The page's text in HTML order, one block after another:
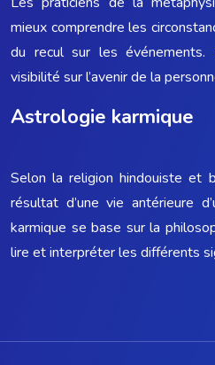
mieux comprendre les
du recul sur les événements.
visibilité sur l’avenir de la
Astrologie karmique
Selon la religion hindouiste et
résultat d’une vie antérieure
karmique se base sur la
lire et interpréter les différents